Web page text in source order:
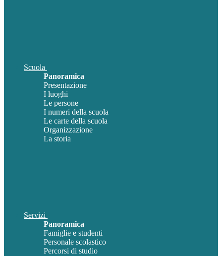
Scuola
Panoramica
Presentazione
I luoghi
Le persone
I numeri della scuola
Le carte della scuola
Organizzazione
La storia
Servizi
Panoramica
Famiglie e studenti
Personale scolastico
Percorsi di studio